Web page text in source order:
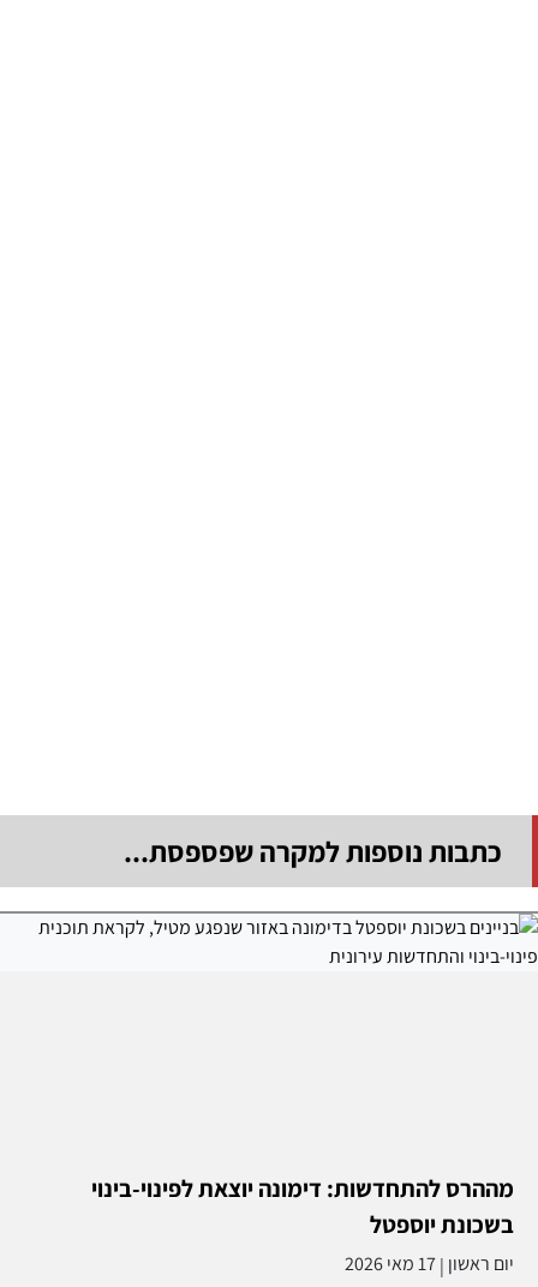
כתבות נוספות למקרה שפספסת...
מההרס להתחדשות: דימונה יוצאת לפינוי-בינוי
בשכונת יוספטל
יום ראשון |17 מאי 2026